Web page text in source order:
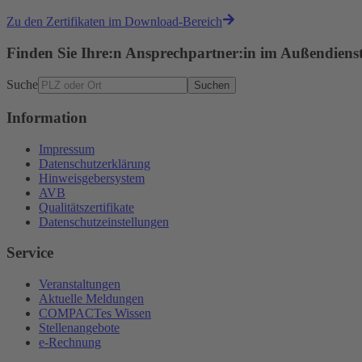
Zu den Zertifikaten im Download-Bereich
Finden Sie Ihre:n Ansprechpartner:in im
Suche Suchen
Information
Impressum
Datenschutzerklärung
Hinweisgebersystem
AVB
Qualitätszertifikate
Datenschutzeinstellungen
Service
Veranstaltungen
Aktuelle Meldungen
COMPACTes Wissen
Stellenangebote
e-Rechnung